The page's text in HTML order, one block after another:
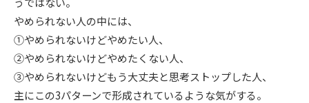
やめられない人の中には、
①やめられないけどやめたい人、
②やめられないけどやめたくない人、
③やめられないけどもう大丈夫と思考ストップした人、
主にこの3パターンで形成されているような気がする。